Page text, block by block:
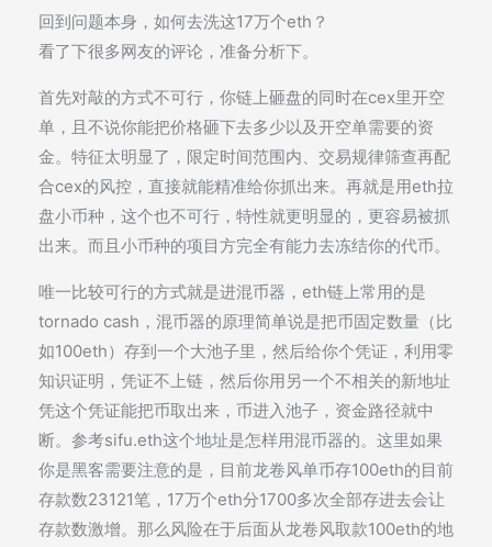
回到问题本身，如何去洗这17万个eth？
看了下很多网友的评论，准备分析下。
首先对敲的方式不可行，你链上砸盘的同时在cex里开空
单，且不说你能把价格砸下去多少以及开空单需要的资
金。特征太明显了，限定时间范围内、交易规律筛查再配
合cex的风控，直接就能精准给你抓出来。再就是用eth拉
盘小币种，这个也不可行，特性就更明显的，更容易被抓
出来。而且小币种的项目方完全有能力去冻结你的代币。
唯一比较可行的方式就是进混币器，eth链上常用的是
tornado cash，混币器的原理简单说是把币固定数量（比
如100eth）存到一个大池子里，然后给你个凭证，利用零
知识证明，凭证不上链，然后你用另一个不相关的新地址
凭这个凭证能把币取出来，币进入池子，资金路径就中
断。参考sifu.eth这个地址是怎样用混币器的。这里如果
你是黑客需要注意的是，目前龙卷风单币存100eth的目前
存款数23121笔，17万个eth分1700多次全部存进去会让
存款数激增。那么风险在于后面从龙卷风取款100eth的地